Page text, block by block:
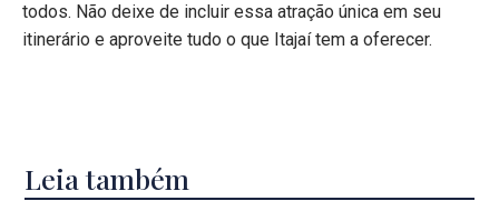
todos. Não deixe de incluir essa atração única em seu
itinerário e aproveite tudo o que Itajaí tem a oferecer.
Leia também